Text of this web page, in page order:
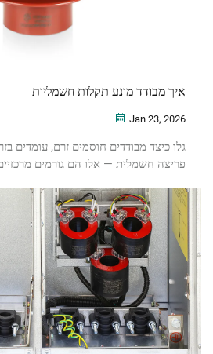
איך מבודד מונע תקלות חשמליות
Jan 23, 2026
גלו כיצד מבודדים חוסמים זרם, עומדים
פריצה חשמלית — אלו הם גורמים